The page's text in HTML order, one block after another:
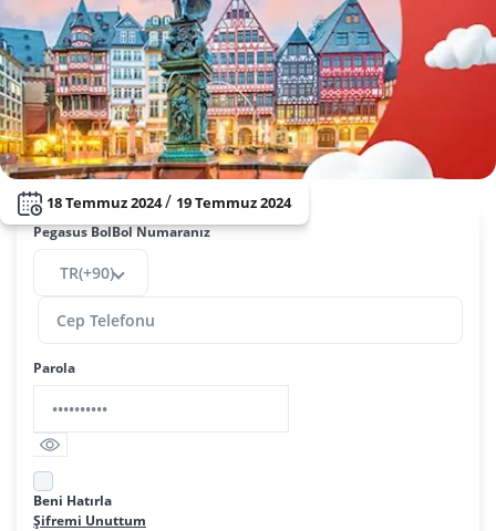
18 Temmuz 2024/ 19 Temmuz 2024
Pegasus BolBol Numaranız
TR(+90)
Parola
Beni Hatırla
Şifremi Unuttum